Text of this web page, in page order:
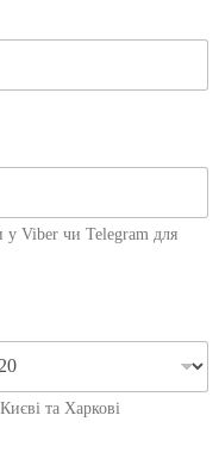
у Viber чи Telegram для
та Харкові